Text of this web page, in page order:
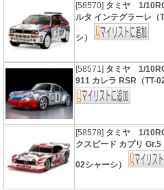
[58570] タミヤ 1/
ルタ インテグラーレ（
シ）
[58571] タミヤ 1/
911 カレラ RSR（TT-
[58578] タミヤ 1/
クスピード カプリ Gr.5
02シャーシ）